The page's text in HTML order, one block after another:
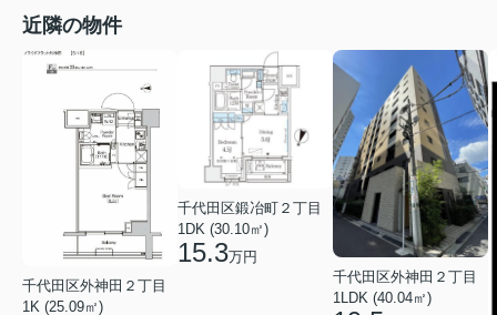
近隣の物件
千代田区外神田２丁目
1K (25.09㎡)
千代田区鍛冶町２丁目
1DK (30.10㎡)
15.3万円
千代田区外神田２丁目
1LDK (40.04㎡)